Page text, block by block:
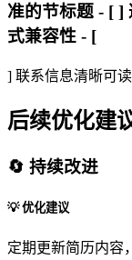
准的节标题 - [ ]
式兼容性 - [
] 联系信息清晰可读
后续优化建
🔄 持续改进
💡 优化建议
定期更新简历内容